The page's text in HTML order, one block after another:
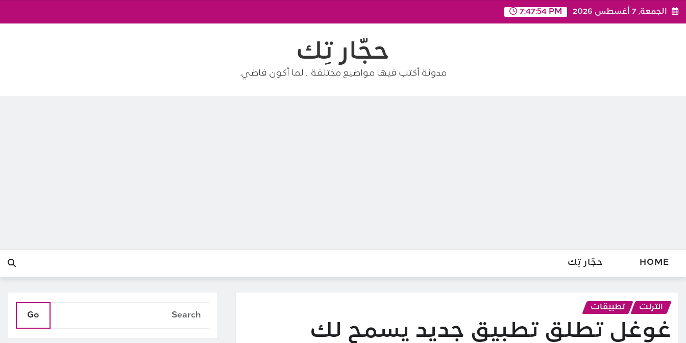
Skip
الجمعة, 7 أغسطس 2026 7:47:55 PM
حجّار تِك
مدونة أكتب فيها مواضيع مختلفة .. لما أكون فاضي.
HOME حجّار تِك
انترنت تطبيقات
غوغل تطلق تطبيق جديد يسمح لك
Go